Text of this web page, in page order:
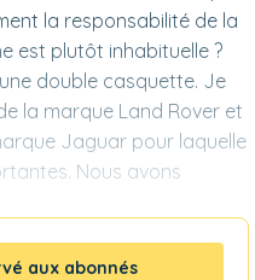
la responsabilité de la
est plutôt inhabituelle ?
double casquette. Je
la marque Land Rover et
Jaguar pour laquelle
Nous avons
aux abonnés